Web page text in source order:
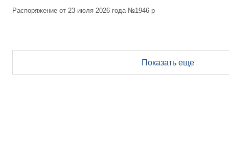
Распоряжение от 23 июля 2026 года №1946-р
Показать еще